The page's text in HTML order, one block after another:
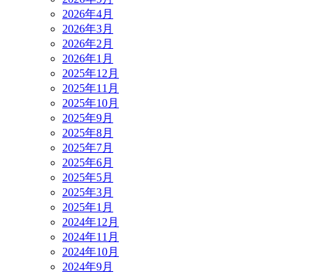
2026年4月
2026年3月
2026年2月
2026年1月
2025年12月
2025年11月
2025年10月
2025年9月
2025年8月
2025年7月
2025年6月
2025年5月
2025年3月
2025年1月
2024年12月
2024年11月
2024年10月
2024年9月